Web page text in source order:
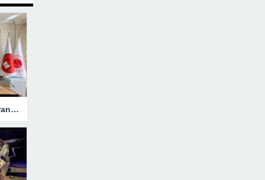
Hakkari’ye Atanan Başsavcı Turan Görevine Başladı